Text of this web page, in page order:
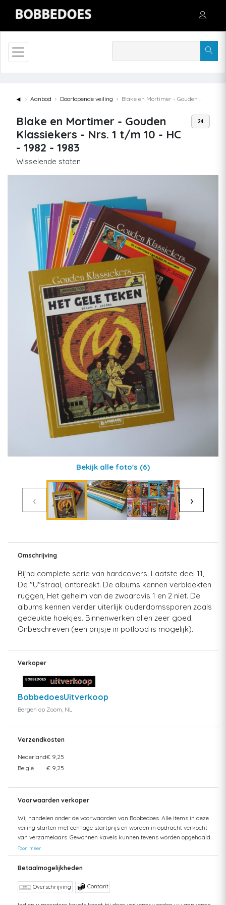
◄ Aanbod Doorlopende veiling Blake en Mortimer - Gouden Klassiekers - Nrs. 1 t/m 10 - HC - 1982 - 1983
Blake en Mortimer - Gouden
Klassiekers - Nrs. 1 t/m 10 - HC
- 1982 - 1983
Wisselende staten
24
Bekijk alle foto's (6)
‹ ›
Omschrijving
Bijna complete serie van hardcovers. Laatste deel 11,
De "U"straal, ontbreekt. De albums kennen verbleekten
ruggen, Het geheim van de zwaardvis 1 en 2 niet. De
albums kennen verder uiterlijk ouderdomssporen zoals
gedeukte hoekjes. Binnenwerken allen zeer goed.
Onbeschreven (een prijsje in potlood is mogelijk).
Verkoper
BobbedoesUitverkoop
Bergen op Zoom, NL
Verzendkosten
Nederland€ 9,25
België
€ 9,25
Voorwaarden verkoper
Wij handelen onder de voorwaarden van Bobbedoes. Alle items in deze
veiling starten met een lage startprijs en worden in opdracht verkocht
van verzamelaars. Gewonnen kavels kunnen tevens worden opgehaald.
Uw aankopen worden gecombineerd verzonden om hoge verzendkosten
te kunnen beperken. Zendingen worden gedaan vanuit zowel België als
Nederland. Bij verzending van bedragen hoger dan €75 wordt een
hoger uitvallen dan het getoonde tarief aangezien de uiteindelijke
verkoopprijs niet altijd bekend is. Bij een aangetekende zending bent u
Toon meer
Betaalmogelijkheden
Overschrijving Contant